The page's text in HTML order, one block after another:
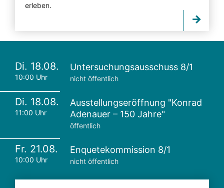
erleben.
Di. 18.08.
10:00 Uhr
Untersuchungsausschuss 8/1
nicht öffentlich
Di. 18.08.
11:00 Uhr
Ausstellungseröffnung "Konrad
Adenauer – 150 Jahre"
öffentlich
Fr. 21.08.
10:00 Uhr
Enquetekommission 8/1
nicht öffentlich